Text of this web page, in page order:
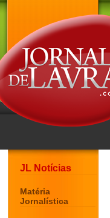
JL Notícias
Matéria
Jornalística